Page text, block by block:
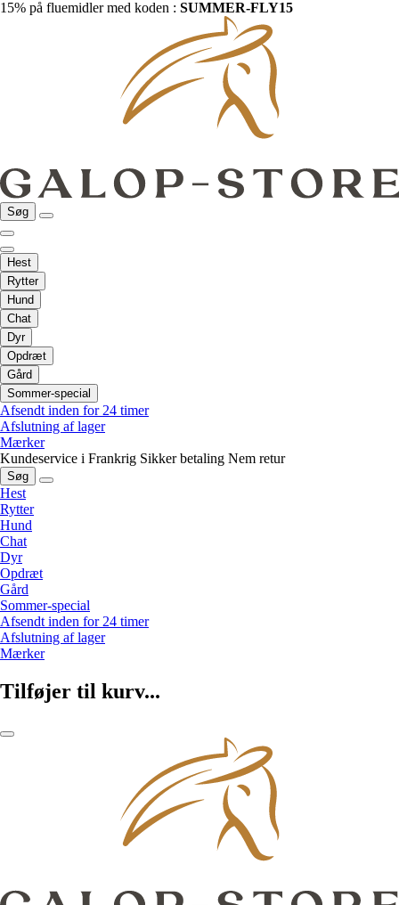
15% på fluemidler med koden : SUMMER-FLY15
Søg
Hest
Rytter
Hund
Chat
Dyr
Opdræt
Gård
Sommer-special
Afsendt inden for 24 timer
Afslutning af lager
Mærker
Kundeservice i Frankrig Sikker betaling Nem retur
Søg
Hest
Rytter
Hund
Chat
Dyr
Opdræt
Gård
Sommer-special
Afsendt inden for 24 timer
Afslutning af lager
Mærker
Tilføjer til kurv...